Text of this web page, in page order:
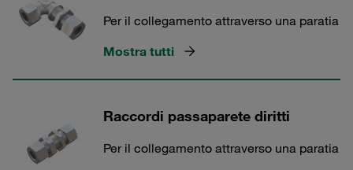
Per il collegamento attraverso una paratia
Mostra tutti
Raccordi passaparete diritti
Per il collegamento attraverso una paratia